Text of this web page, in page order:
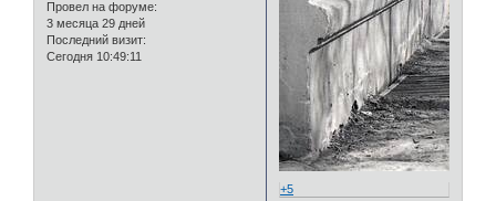
Провел на форуме:
3 месяца 29 дней
Последний визит:
Сегодня 10:49:11
+5